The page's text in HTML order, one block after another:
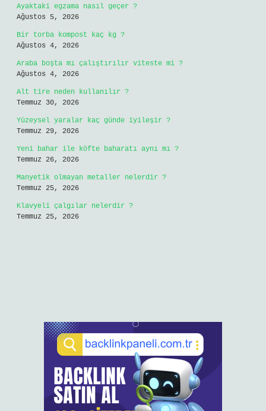
Ayaktaki egzama nasıl geçer ?
Ağustos 5, 2026
Bir torba kompost kaç kg ?
Ağustos 4, 2026
Araba boşta mı çalıştırılır viteste mi ?
Ağustos 4, 2026
Alt tire neden kullanılır ?
Temmuz 30, 2026
Yüzeysel yaralar kaç günde iyileşir ?
Temmuz 29, 2026
Yeni bahar ile köfte baharatı aynı mı ?
Temmuz 26, 2026
Manyetik olmayan metaller nelerdir ?
Temmuz 25, 2026
Klavyeli çalgılar nelerdir ?
Temmuz 25, 2026